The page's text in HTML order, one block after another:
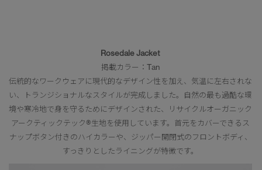
Rosedale Jacket
掲載カラー：Tan
伝統的なワークウェアに現代的なデザイン性を加え、気温に左右されな
い、トランジショナルなスタイルが完成しました。自然の最も過酷な環
境や寒冷地で身を守るためにデザインされた、リサイクルオーガニック
アークティックテック®生地を使用しています。首元をカバーできるス
ナップボタン付きのハイカラーや、ジッパー開閉式のフロントボディ、
すっきりとしたライニングが特徴です。